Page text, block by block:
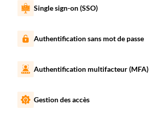
Single sign-on (SSO)
Authentification sans mot de passe
Authentification multifacteur (MFA)
Gestion des accès